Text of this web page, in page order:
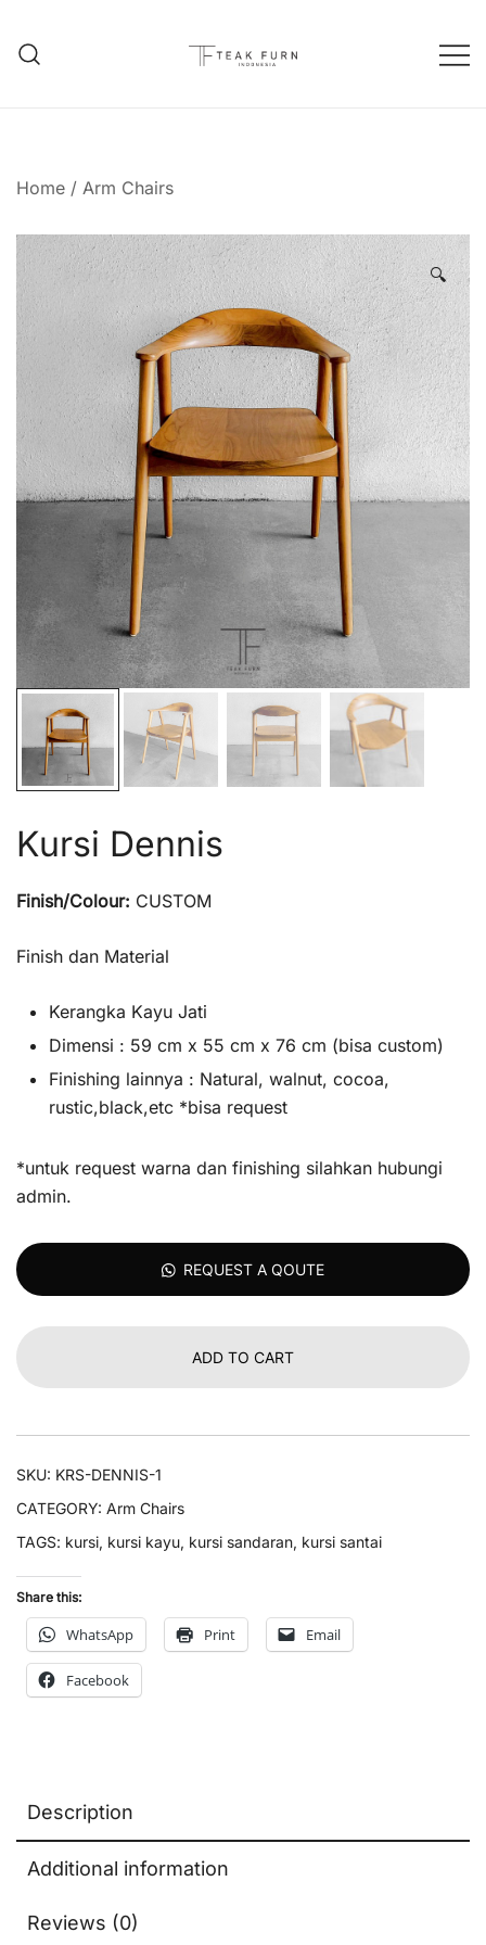
Home / Arm Chairs
🔍
Kursi Dennis
Finish/Colour: CUSTOM
Finish dan Material
Kerangka Kayu Jati
Dimensi : 59 cm x 55 cm x 76 cm (bisa custom)
Finishing lainnya : Natural, walnut, cocoa,
rustic,black,etc *bisa request
*untuk request warna dan finishing silahkan hubungi
admin.
REQUEST A QOUTE
ADD TO CART
SKU: KRS-DENNIS-1
CATEGORY: Arm Chairs
TAGS: kursi, kursi kayu, kursi sandaran, kursi santai
Share this:
WhatsApp Print Email
Facebook
Description
Additional information
Reviews (0)